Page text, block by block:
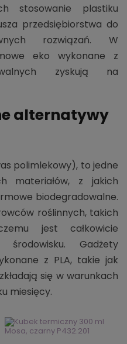
stosowanie plastiku
przedsiębiorstwa do
rozwiązań. W
eko wykonane z
zyskują na
alternatywy
polimlekowy), to jedne
materiałów, z jakich
biodegradowalne.
roślinnych, takich
jest całkowicie
Gadżety
z PLA, takie jak
się w warunkach
miesięcy.